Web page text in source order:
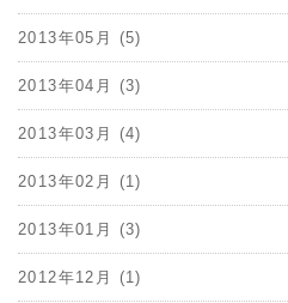
2013年05月 (5)
2013年04月 (3)
2013年03月 (4)
2013年02月 (1)
2013年01月 (3)
2012年12月 (1)